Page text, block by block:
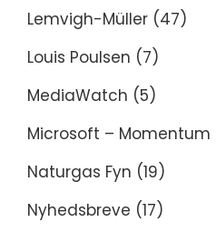
Lemvigh-Müller (47)
Louis Poulsen (7)
MediaWatch (5)
Microsoft – Momentum
Naturgas Fyn (19)
Nyhedsbreve (17)